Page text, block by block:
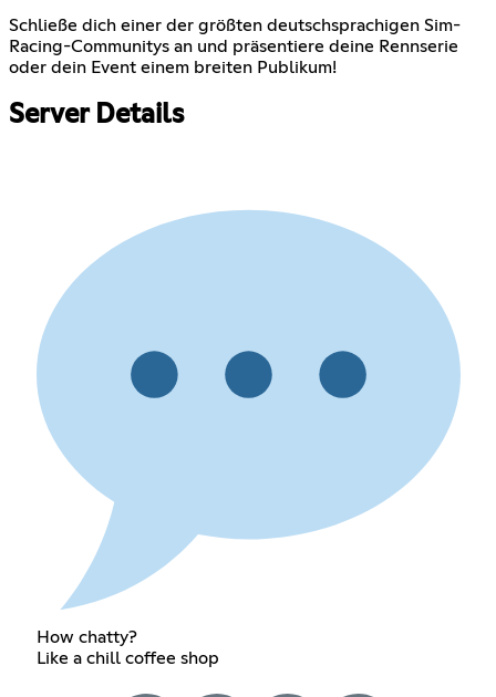
Schließe dich einer der größten deutschsprachigen Sim-
Racing-Communitys an und präsentiere deine Rennserie
oder dein Event einem breiten Publikum!
Server Details
How chatty?
Like a chill coffee shop